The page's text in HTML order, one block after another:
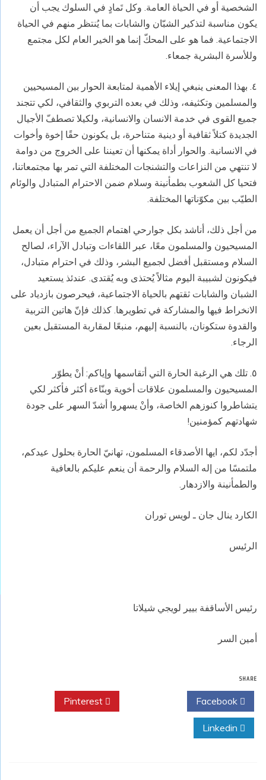
الشخصية أو في الحياة العامة. وكل تَمادٍ في السلوك يجب أن
يكون مناسبة لتذكير الشبّان والشابات بما يُنتظر منهم في الحياة
الاجتماعية. فما هو على المحكّ إنما هو الخير العام لكل مجتمع
وللأسرة البشرية جمعاء.
٤. بهذا المعنى ينبغي إيلاء الأهمية لمتابعة الحوار بين المسيحيين
والمسلمين وتكثيفه، وذلك في بعده التربوي والثقافي، لكي تتجند
جميع القوى في خدمة الانسان والانسانية، ولكيلا تصطفّ الأجيال
الجديدة كتلاً ثقافية أو دينية متناحرة، بل يكونون حقًا إخوة وأخوات
في الانسانية. والحوار أداة يمكنها أن تعيننا على الخروج من دوامة
لا تنتهي من النزاعات والتشنجات المختلفة التي تمر بها مجتمعاتنا،
فتحيا كل الشعوب بطمأنينة وسلام ضمن الاحترام المتبادل والوئام
الطيّب بين مكوّناتها المختلفة.
من أجل ذلك، أناشد بكل جوارحي اهتمام الجميع من أجل أن يعمل
المسيحيون والمسلمون معًا، عبر اللقاءات وتبادل الآراء، لصالح
السلام ومستقبل أفضل لجميع البشر، وذلك في احترام متبادل،
فيكونون لشبيبة اليوم مثالاً يُحتذى وبه يُقتدى. عندئذ يستعيد
الشبان والشابات ثقتهم بالحياة الاجتماعية، فيحرصون بازدياد على
الانخراط فيها والمشاركة في تطويرها. كذلك فإنّ هاتين التربية
والقدوة ستكونان، بالنسبة إليهم، منبعًا لمقاربة المستقبل بعين
الرجاء.
٥. تلك هي الرغبة الحارة التي أتقاسمها وإياكم: أنْ يطوّر
المسيحيون والمسلمون علاقات أخوية وبنّاءة أكثر فأكثر لكي
يتشاطروا كنوزهم الخاصة، وأنْ يسهروا أشدّ السهر على جودة
شهادتهم كمؤمنين!
أجدّد لكم، ايها الأصدقاء المسلمون، تهانيّ الحارة بحلول عيدكم،
ملتمسًا من إله السلام والرحمة أن ينعم عليكم بالعافية
والطمأنينة والازدهار.
الكارد ينال جان ـ لويس توران
الرئيس
رئيس الأساقفة بيير لويجي شيلاتا
أمين السر
SHARE